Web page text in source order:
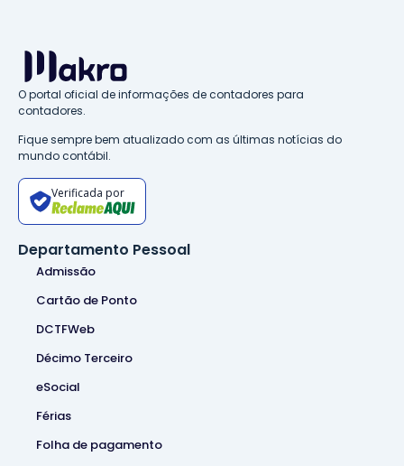
O portal oficial de informações de contadores para
contadores.
Fique sempre bem atualizado com as últimas notícias do
mundo contábil.
Verificada por
Departamento Pessoal
Admissão
Cartão de Ponto
DCTFWeb
Décimo Terceiro
eSocial
Férias
Folha de pagamento